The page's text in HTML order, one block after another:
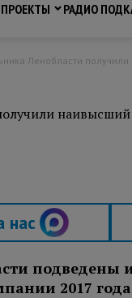
РАДИО
Ленобласти
нас
подведены
2017 года